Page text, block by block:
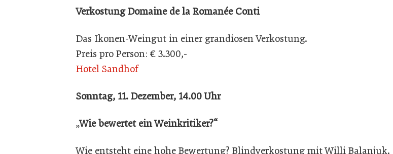
Verkostung Domaine de la Romanée Conti
Das Ikonen-Weingut in einer grandiosen Verkostung.
Preis pro Person: € 3.300,-
Hotel Sandhof
Sonntag, 11. Dezember, 14.00 Uhr
„Wie bewertet ein Weinkritiker?“
Wie entsteht eine hohe Bewertung? Blindverkostung mit Willi Balanjuk.